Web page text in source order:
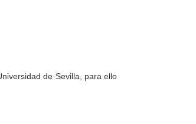
de Sevilla, para ello